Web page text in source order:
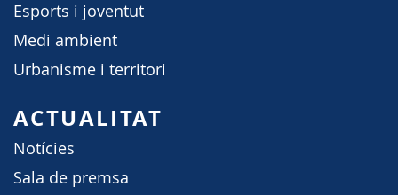
Esports i joventut
Medi ambient
Urbanisme i territori
ACTUALITAT
Notícies
Sala de premsa